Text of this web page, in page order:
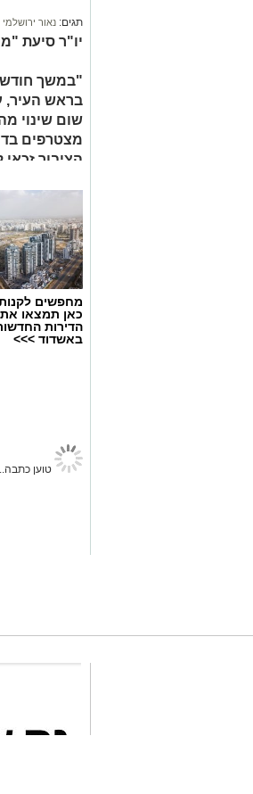
תגים: נאור ירושלמי
יו"ר סיעת
"במשך
בראש העיר,
שום שינוי
מצטרפים
הציבור
השתנה?
"חיבור סיעת
כיוון הוא
מחפשים
כאן תמצאו
הדירות
באשדוד >>>
נס ציונה נט
בלי